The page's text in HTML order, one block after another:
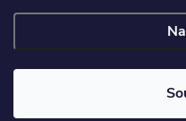
Copyright 2026